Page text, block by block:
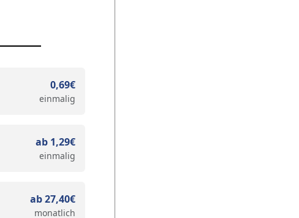
0,69€
einmalig
ab 1,29€
einmalig
ab 27,40€
monatlich